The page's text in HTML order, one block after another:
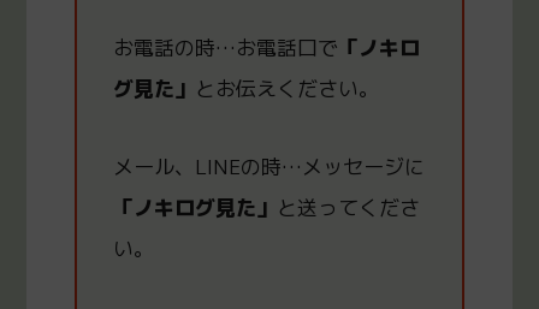
お電話の時…お電話口で 「ノキロ
グ見た」 とお伝えください。
メール、LINEの時…メッセージに
「ノキログ見た」 と送ってくださ
い。